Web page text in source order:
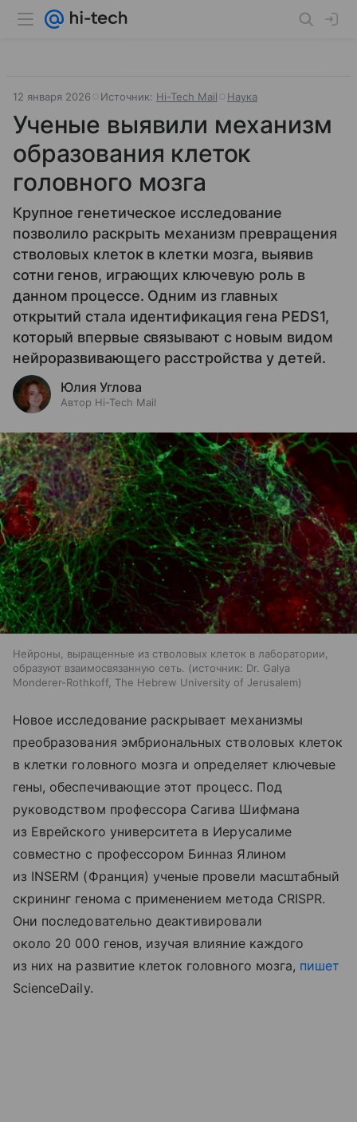
12 января 2026 Источник: Hi-Tech Mail Наука
Ученые выявили механизм
образования клеток
головного мозга
Крупное генетическое исследование
позволило раскрыть механизм превращения
стволовых клеток в клетки мозга, выявив
сотни генов, играющих ключевую роль в
данном процессе. Одним из главных
открытий стала идентификация гена PEDS1,
который впервые связывают с новым видом
нейроразвивающего расстройства у детей.
Юлия Углова
Автор Hi-Tech Mail
Нейроны, выращенные из стволовых клеток в лаборатории,
образуют взаимосвязанную сеть.
источник: Dr. Galya
Monderer-Rothkoff, The Hebrew University of Jerusalem
Новое исследование раскрывает механизмы
преобразования эмбриональных стволовых клеток
в клетки головного мозга и определяет ключевые
гены, обеспечивающие этот процесс. Под
руководством профессора Сагива Шифмана
из Еврейского университета в Иерусалиме
совместно с профессором Бинназ Ялином
из INSERM (Франция) ученые провели масштабный
скрининг генома с применением метода CRISPR.
Они последовательно деактивировали
около 20 000 генов, изучая влияние каждого
из них на развитие клеток головного мозга, пишет
ScienceDaily.